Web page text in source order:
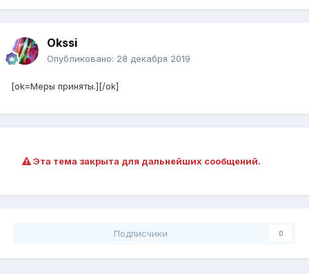
Okssi
Опубликовано: 28 декабря 2019
[ok=Меры приняты.][/ok]
Эта тема закрыта для дальнейших сообщений.
Подписчики 0